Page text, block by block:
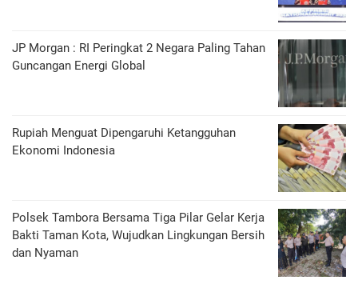
JP Morgan : RI Peringkat 2 Negara Paling Tahan
Guncangan Energi Global
Rupiah Menguat Dipengaruhi Ketangguhan
Ekonomi Indonesia
Polsek Tambora Bersama Tiga Pilar Gelar Kerja
Bakti Taman Kota, Wujudkan Lingkungan Bersih
dan Nyaman